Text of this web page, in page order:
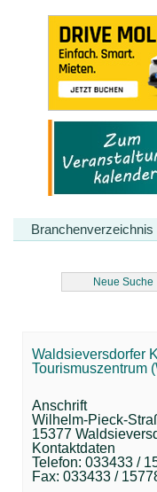
Branchenverzeichnis
Neue Suche
Waldsieversdorfer
Tourismuszentrum
Anschrift
Wilhelm-Pieck-
15377
Kontaktdaten
Telefon: 033433 /
Fax: 033433 /